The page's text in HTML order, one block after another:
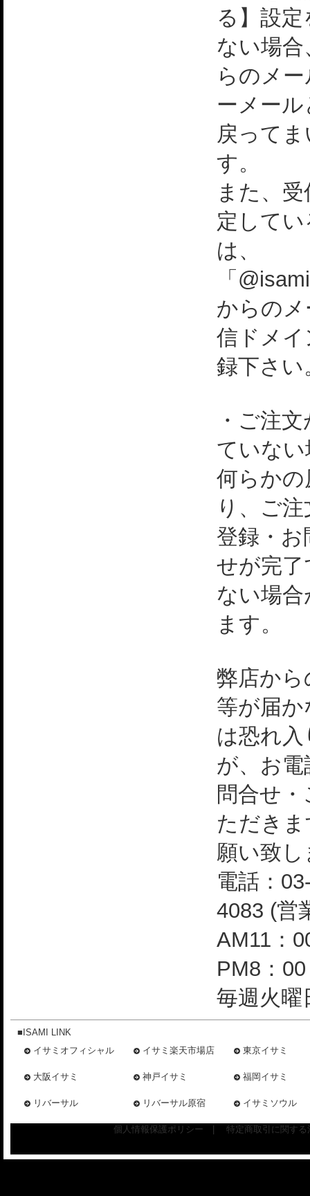
る】設
ない場
らのメ
ーメー
戻って
す。
また、
定して
は、
「
からの
信ドメ
録下さい
・ご注
ていない
何らか
り、ご
登録・
せが完
ない場
ます。
弊店か
等が届
は恐れ
が、お
問合せ
ただき
願い致
電話：
4083 (営
AM11：
PM8：
毎週火曜
■ISAMI LINK
イサミオフィシャル
イサミ楽天市場店 東京イサミ
大阪イサミ 神戸イサミ 福岡イサミ
リバーサル リバーサル原宿 イサミソウル
個人情報保護ポリシー 特定商取引に関す